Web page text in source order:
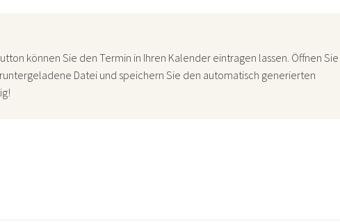
können Sie den Termin in Ihren Kalender eintragen lassen. Öffnen Sie
Datei und speichern Sie den automatisch generierten